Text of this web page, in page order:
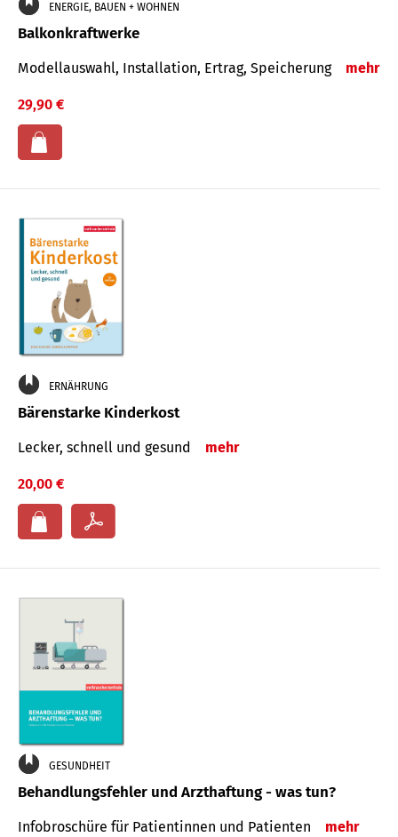
ENERGIE, BAUEN + WOHNEN
Balkonkraftwerke
Modellauswahl, Installation, Ertrag, Speicherung mehr
29,90 €
ERNÄHRUNG
Bärenstarke Kinderkost
Lecker, schnell und gesund mehr
20,00 €
GESUNDHEIT
Behandlungsfehler und Arzthaftung - was tun?
Infobroschüre für Patientinnen und Patienten mehr